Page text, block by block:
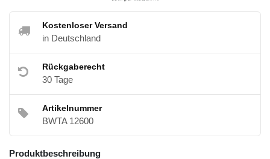
Kostenloser Versand
in Deutschland
Rückgaberecht
30 Tage
Artikelnummer
BWTA 12600
Produktbeschreibung